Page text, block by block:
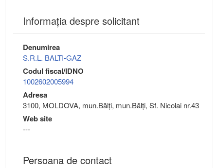
Informaţia despre solicitant
Denumirea
S.R.L. BALTI-GAZ
Codul fiscal/IDNO
1002602005994
Adresa
3100, MOLDOVA, mun.Bălţi, mun.Bălţi, Sf. Nicolai nr.43
Web site
---
Persoana de contact